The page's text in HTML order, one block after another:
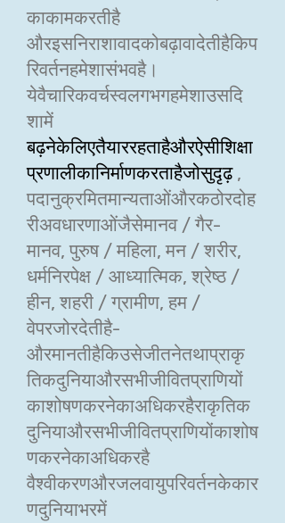
काकामकरतीहै
औरइसनिराशावादकोबढ़ावादेतीहैकिप
रिवर्तनहमेशासंभवहै।
येवैचारिकवर्चस्वलगभगहमेशाउसदि
शामें
बढ़नेकेलिएतैयाररहताहैऔरऐसीशिक्षा
प्रणालीकानिर्माणकरताहैजोसुदृढ़ ,
पदानुक्रमितमान्यताओंऔरकठोरदोह
रीअवधारणाओंजैसेमानव / गैर-
मानव, पुरुष / महिला, मन / शरीर,
धर्मनिरपेक्ष / आध्यात्मिक, श्रेष्ठ /
हीन, शहरी / ग्रामीण, हम /
वेपरजोरदेतीहै-
औरमानतीहैकिउसेजीतनेतथाप्राकृ
तिकदुनियाऔरसभीजीवितप्राणियों
काशोषणकरनेकाअधिकरहैराकृतिक
दुनियाऔरसभीजीवितप्राणियोंकाशोष
णकरनेकाअधिकरहै
वैश्वीकरणऔरजलवायुपरिवर्तनकेकार
णदुनियाभरमें